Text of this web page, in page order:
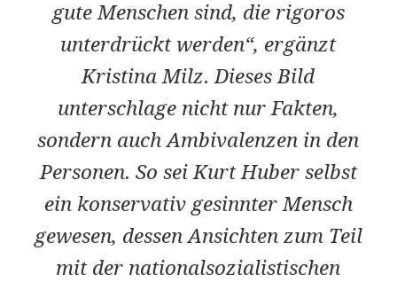
gute Menschen sind, die rigoros
unterdrückt werden“, ergänzt
Kristina Milz. Dieses Bild
unterschlage nicht nur Fakten,
sondern auch Ambivalenzen in den
Personen. So sei Kurt Huber selbst
ein konservativ gesinnter Mensch
gewesen, dessen Ansichten zum Teil
mit der nationalsozialistischen